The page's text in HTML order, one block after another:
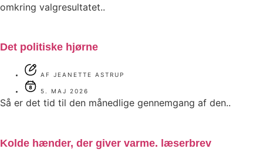
omkring valgresultatet..
Det politiske hjørne
AF JEANETTE ASTRUP
5. MAJ 2026
Så er det tid til den månedlige gennemgang af den..
Kolde hænder, der giver varme. læserbrev